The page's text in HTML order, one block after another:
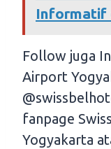
Informatif
Follow juga
Airport
fanpage
Yogyakarta